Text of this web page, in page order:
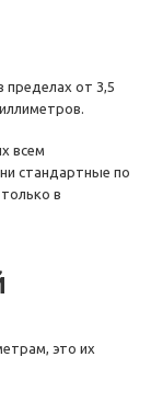
пределах от 3,5
всем
стандартные по
в
это их